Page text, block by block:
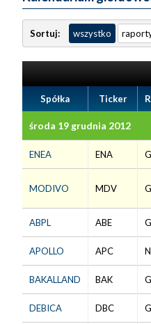
Sortuj: wszystko
Spółka Ticker
środa 19 grudnia 2012
ENEA ENA
MODIVO MDV
ABPL ABE
APOLLO APC
BAKALLAND BAK
DEBICA DBC